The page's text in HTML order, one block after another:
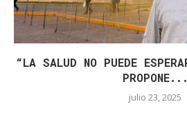
“LA SALUD NO PUEDE
PROPONE...
julio 23, 2025